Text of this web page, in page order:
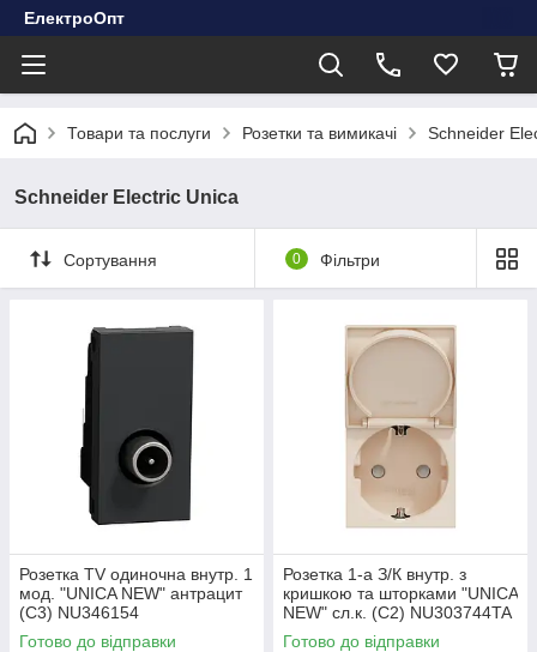
ЕлектроОпт
Товари та послуги Розетки та вимикачі Schneider
Schneider Electric Unica
Сортування 0 Фільтри
Розетка TV одиночна внутр. 1
мод. "UNICA NEW" антрацит
(C3) NU346154
Готово до відправки
Розетка 1-а З/К внутр. з
кришкою та шторками "UNICA
NEW" сл.к. (C2) NU303744TA
Готово до відправки